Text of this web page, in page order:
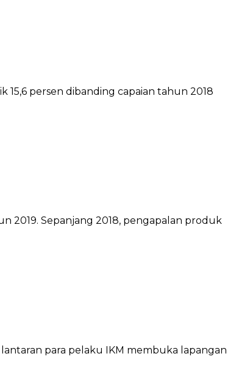
persen dibanding capaian tahun 2018
2019. Sepanjang 2018, pengapalan produk
para pelaku IKM membuka lapangan